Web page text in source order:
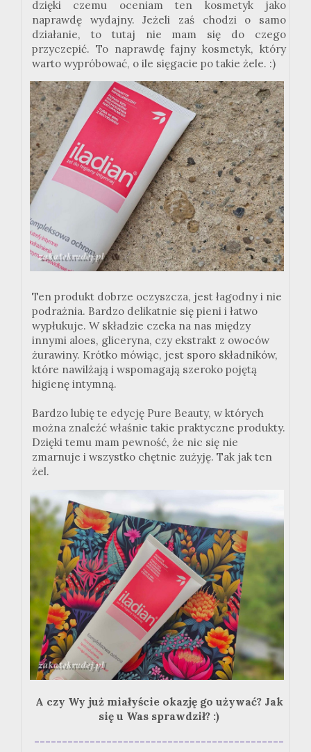
dzięki czemu oceniam ten kosmetyk jako
naprawdę wydajny. Jeżeli zaś chodzi o samo
działanie, to tutaj nie mam się do czego
przyczepić. To naprawdę fajny kosmetyk, który
warto wypróbować, o ile sięgacie po takie żele. :)
Ten produkt dobrze oczyszcza, jest łagodny i nie
podrażnia. Bardzo delikatnie się pieni i łatwo
wypłukuje. W składzie czeka na nas między
innymi aloes, gliceryna, czy ekstrakt z owoców
żurawiny. Krótko mówiąc, jest sporo składników,
które nawilżają i wspomagają szeroko pojętą
higienę intymną.
Bardzo lubię te edycję Pure Beauty, w których
można znaleźć właśnie takie praktyczne produkty.
Dzięki temu mam pewność, że nic się nie
zmarnuje i wszystko chętnie zużyję. Tak jak ten
żel.
A czy Wy już miałyście okazję go używać? Jak
się u Was sprawdził? :)
---------------------------------------------